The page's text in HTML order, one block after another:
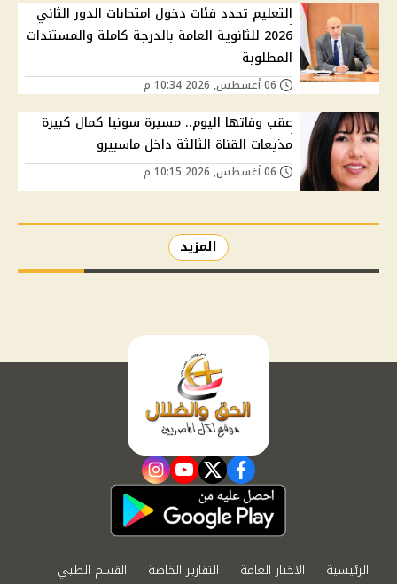
التعليم تحدد فئات دخول امتحانات الدور الثاني
2026 للثانوية العامة بالدرجة كاملة والمستندات
المطلوبة
عقب وفاتها اليوم.. مسيرة سونيا كمال كبيرة
مذيعات القناة الثالثة داخل ماسبيرو
المزيد
facebook
twitter
youtube
instagram
الرئيسية الاخبار العامة التقارير الخاصة القسم الطبي